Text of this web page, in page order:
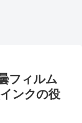
フィルム
ンクの役